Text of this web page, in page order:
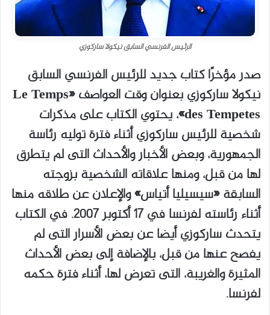
الرئيس الفرنسي السابق نيكولا ساركوزي
صدر مؤخرًا كتاب جديد للرئيس الفرنسي السابق
نيكولا ساركوزي بعنوان وقت العواصف «Le Temps
des Tempetes»، يحتوي الكتاب على مذكرات
شخصية للرئيس ساركوزي أثناء فترة توليه رئاسة
الجمهورية، وبعض الأخبار والأحداث التى لم يتطرق
لها من قبل، ومنها علاقاته الشخصية بزوجته
السابقة «سيسيليا أتياس» والإعلان عن طلاقه منها
أثناء رئاسته لفرنسا في ١٧ أكتوبر ٢٠٠٧. في الكتاب
يتحدث ساركوزي أيضا عن بعض الأسرار التى لم
يفصح عنها من قبل، بالإضافة إلى بعض الأحداث
المثيرة والغريبة، التى تعرض لها، أثناء فترة حكمه
لفرنسا.